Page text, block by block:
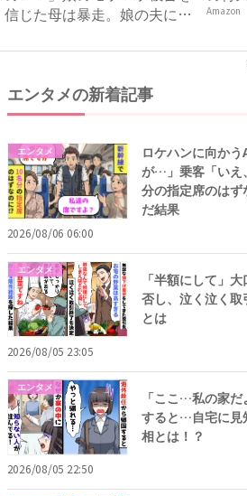
信じた母は暴走。娘の夫に電
Amazon
エンタメの新着記事
エンタメ
ロケハンに向か
が…」乗客「いえ
分の指定席のは
だ結果
2026/08/06 06:00
エンタメ
「半額にして」
否し、泣く泣く
とは
2026/08/05 23:05
エンタメ
「ここ…私の家
すると…自宅に見
相とは！？
2026/08/05 22:50